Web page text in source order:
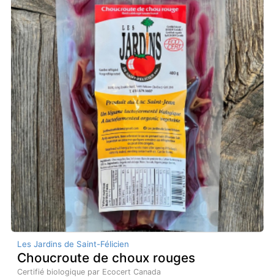
Les Jardins de Saint-Félicien
Choucroute de choux rouges
Certifié biologique par Ecocert Canada